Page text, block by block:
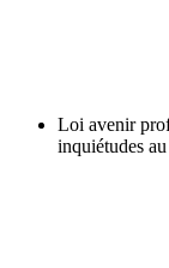
Loi avenir
inquiétudes